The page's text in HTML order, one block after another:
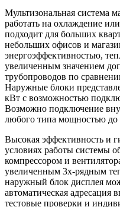
Мультизональная система
работать на охлаждение
подходит для больших
небольших офисов и
энергоэффективностью,
увеличенным значением
трубопроводов по
Наружные блоки
кВт с возможностью
Возможно подключение
любого типа мощностью до
Высокая эффективность и
условиях работы системы
компрессором и
увеличенным 3х-рядным
наружный блок дисплея
автоматическая адресация
тестовые проверки и